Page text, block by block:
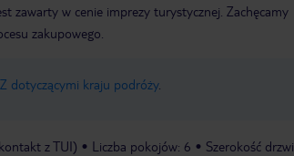
zawarty w cenie imprezy turystycznej. Zachęcamy
zakupowego.
dotyczącymi kraju podróży.
z TUI) Liczba pokojów: 6
Szerokość drzwi